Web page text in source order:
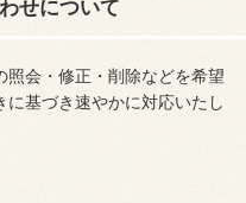
せについて
照会・修正・削除などを希望
基づき速やかに対応いたし